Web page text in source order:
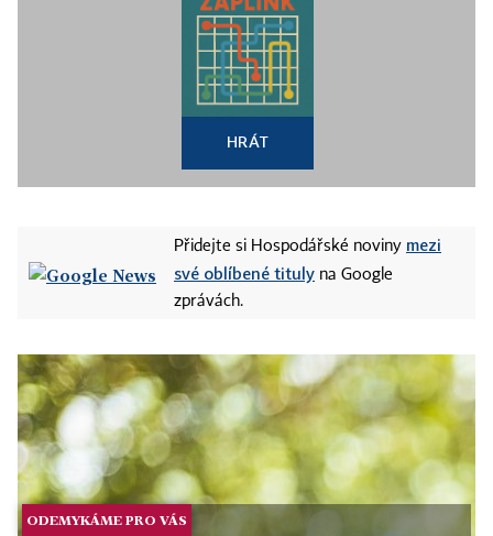
HRÁT
Přidejte si Hospodářské noviny mezi
své oblíbené tituly na Google
zprávách.
ODEMYKÁME PRO VÁS